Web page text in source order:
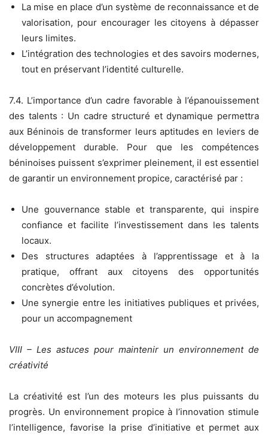
La mise en place d’un système de reconnaissance et de
valorisation, pour encourager les citoyens à dépasser
leurs limites.
L’intégration des technologies et des savoirs modernes,
tout en préservant l’identité culturelle.
7.4. L’importance d’un cadre favorable à l’épanouissement
des talents : Un cadre structuré et dynamique permettra
aux Béninois de transformer leurs aptitudes en leviers de
développement durable. Pour que les compétences
béninoises puissent s’exprimer pleinement, il est essentiel
de garantir un environnement propice, caractérisé par :
Une gouvernance stable et transparente, qui inspire
confiance et facilite l’investissement dans les talents
locaux.
Des structures adaptées à l’apprentissage et à la
pratique, offrant aux citoyens des opportunités
concrètes d’évolution.
Une synergie entre les initiatives publiques et privées,
pour un accompagnement
VIII – Les astuces pour maintenir un environnement de
créativité
La créativité est l’un des moteurs les plus puissants du
progrès. Un environnement propice à l’innovation stimule
l’intelligence, favorise la prise d’initiative et permet aux